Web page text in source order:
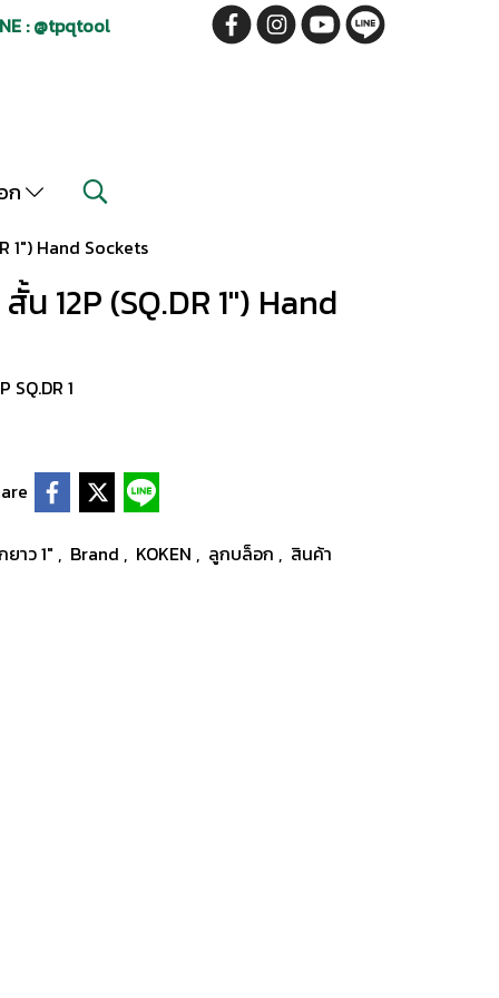
: @tpqtool
ก
1") Hand Sockets
12P (SQ.DR 1") Hand
1
าว 1" , Brand , KOKEN , ลูกบล็อก , สินค้า